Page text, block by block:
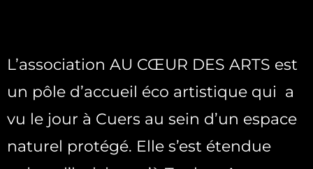
L’association AU CŒUR DES ARTS est
un pôle d’accueil éco artistique qui a
vu le jour à Cuers au sein d’un espace
naturel protégé. Elle s’est étendue